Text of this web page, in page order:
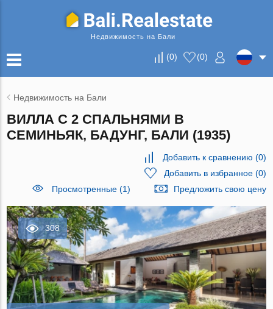
Недвижимость на Бали
(0) (0)
Недвижимость на Бали
ВИЛЛА С 2 СПАЛЬНЯМИ В
СЕМИНЬЯК, БАДУНГ, БАЛИ (1935)
Добавить к сравнению (0)
Добавить в избранное(0)
Просмотренные (1)
Предложить свою цену
308